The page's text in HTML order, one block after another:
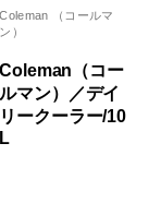
Coleman （コールマ
ン）
Coleman（コー
ルマン）／デイ
リークーラー/10
L